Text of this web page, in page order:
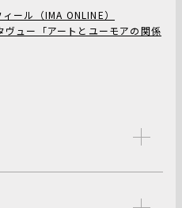
ール（IMA ONLINE）
ュー「アートとユーモアの関係